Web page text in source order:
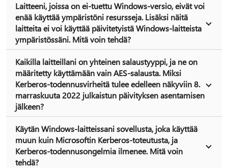
Laitteeni, joissa on ei-tuettu Windows-versio, eivät voi
enää käyttää ympäristöni resursseja. Lisäksi näitä
laitteita ei voi käyttää päivitetyistä Windows-laitteista
ympäristössäni. Mitä voin tehdä?
Kaikilla laitteillani on yhteinen salaustyyppi, ja ne on
määritetty käyttämään vain AES-salausta. Miksi
Kerberos-todennusvirheitä tulee edelleen näkyviin 8.
marraskuuta 2022 julkaistun päivityksen asentamisen
jälkeen?
Käytän Windows-laitteissani sovellusta, joka käyttää
muun kuin Microsoftin Kerberos-toteutusta, ja
Kerberos-todennusongelmia ilmenee. Mitä voin
tehdä?